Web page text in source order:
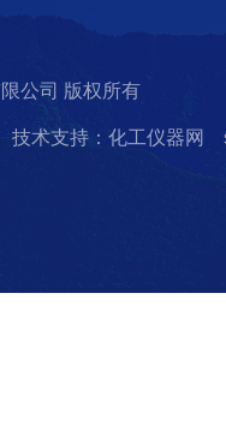
公司 版权所有
技术支持：化工仪器网